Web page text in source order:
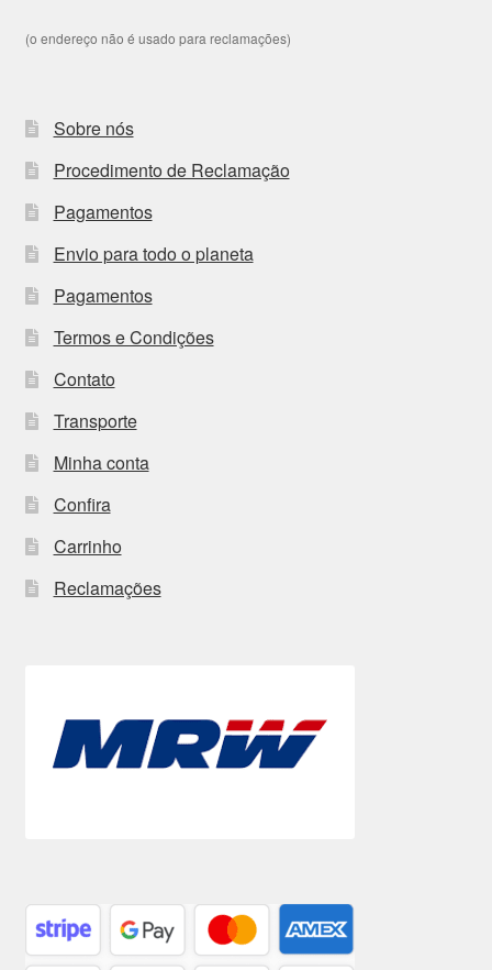
(o endereço não é usado para reclamações)
Sobre nós
Procedimento de Reclamação
Pagamentos
Envio para todo o planeta
Pagamentos
Termos e Condições
Contato
Transporte
Minha conta
Confira
Carrinho
Reclamações